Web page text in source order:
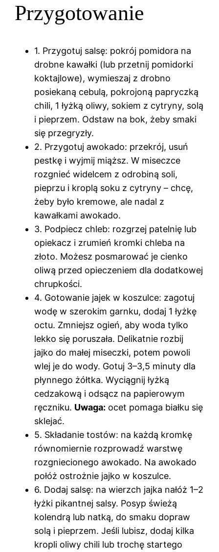
Przygotowanie
1. Przygotuj salsę: pokrój pomidora na
drobne kawałki (lub przetnij pomidorki
koktajlowe), wymieszaj z drobno
posiekaną cebulą, pokrojoną papryczką
chili, 1 łyżką oliwy, sokiem z cytryny, solą
i pieprzem. Odstaw na bok, żeby smaki
się przegryzły.
2. Przygotuj awokado: przekrój, usuń
pestkę i wyjmij miąższ. W miseczce
rozgnieć widelcem z odrobiną soli,
pieprzu i kroplą soku z cytryny – chcę,
żeby było kremowe, ale nadal z
kawałkami awokado.
3. Podpiecz chleb: rozgrzej patelnię lub
opiekacz i zrumień kromki chleba na
złoto. Możesz posmarować je cienko
oliwą przed opieczeniem dla dodatkowej
chrupkości.
4. Gotowanie jajek w koszulce: zagotuj
wodę w szerokim garnku, dodaj 1 łyżkę
octu. Zmniejsz ogień, aby woda tylko
lekko się poruszała. Delikatnie rozbij
jajko do małej miseczki, potem powoli
wlej je do wody. Gotuj 3–3,5 minuty dla
płynnego żółtka. Wyciągnij łyżką
cedzakową i odsącz na papierowym
ręczniku. Uwaga: ocet pomaga białku się
sklejać.
5. Składanie tostów: na każdą kromkę
równomiernie rozprowadź warstwę
rozgniecionego awokado. Na awokado
połóż ostrożnie jajko w koszulce.
6. Dodaj salsę: na wierzch jajka nałóż 1–2
łyżki pikantnej salsy. Posyp świeżą
kolendrą lub natką, do smaku dopraw
solą i pieprzem. Jeśli lubisz, dodaj kilka
kropli oliwy chili lub trochę startego